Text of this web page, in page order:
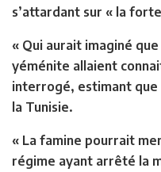
s’attardant sur « la
« Qui aurait imaginé
yéménite allaient
interrogé, estimant que
la Tunisie.
« La famine pourrait
régime ayant arrêté la